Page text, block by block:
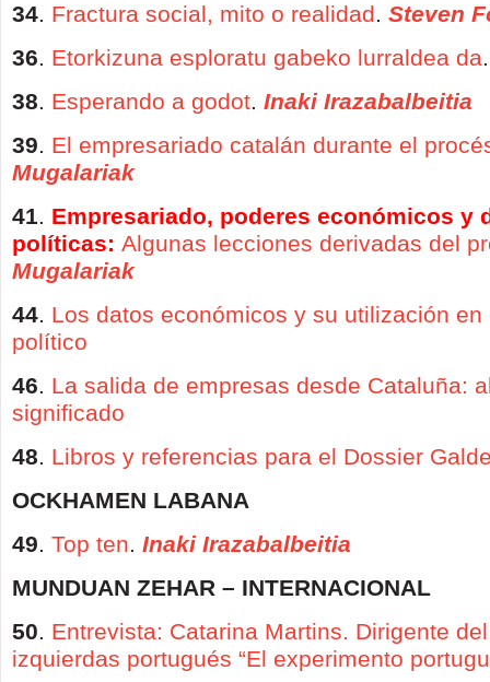
34. Fractura social, mito o realidad. Steven
36. Etorkizuna esploratu gabeko lurraldea da
38. Esperando a godot. Inaki Irazabalbeitia
39. El empresariado catalán durante el
Mugalariak
41. Empresariado, poderes económicos y
políticas: Algunas lecciones derivadas del
Mugalariak
44. Los datos económicos y su utilización en
político
46. La salida de empresas desde Cataluña:
significado
48. Libros y referencias para el Dossier
OCKHAMEN LABANA
49. Top ten. Inaki Irazabalbeitia
MUNDUAN ZEHAR – INTERNACIONAL
50. Entrevista: Catarina Martins. Dirigente
izquierdas portugués “El experimento